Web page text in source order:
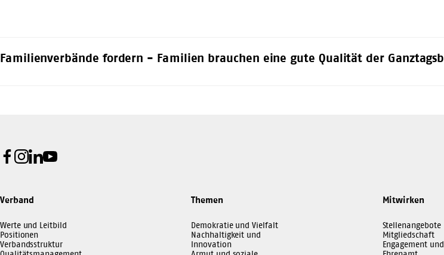
Familienverbände fordern - Familien brauchen eine gute Qualität der
Facebook
Instagram
LinkedIn
Youtube
Verband
Werte und Leitbild
Positionen
Verbandsstruktur
Themen
Demokratie und Vielfalt
Nachhaltigkeit und
Innovation
Mitwirken
Stellenangebote
Mitgliedschaft
Engagement und